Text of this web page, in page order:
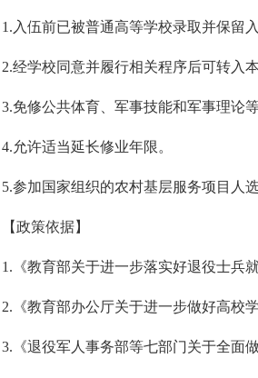
伍前已被普通高等学校录取并保留入
学校同意并履行相关程序后可转入本
修公共体育、军事技能和军事理论等
许适当延长修业年限。
加国家组织的农村基层服务项目人选
策依据】
教育部关于进一步落实好退役士兵就
教育部办公厅关于进一步做好高校学
退役军人事务部等七部门关于全面做